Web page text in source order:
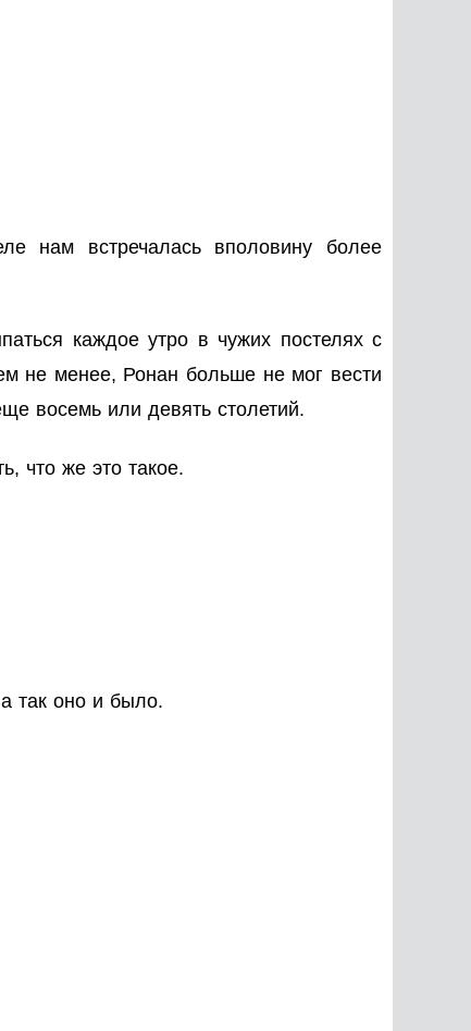
встречалась вполовину более
каждое утро в чужих постелях с
не менее, Ронан больше не мог вести
восемь или девять столетий.
что же это такое.
так оно и было.